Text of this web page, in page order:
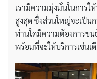
เรามีความมุ่งมั่นในการ
สูงสุด ซึ่งส่วนใหญ่จะเป็น
ท่านใดมีความต้องการขน
พร้อมที่จะให้บริการเช่นเ